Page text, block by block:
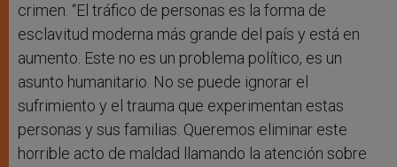
crimen. “El tráfico de personas es la forma de
esclavitud moderna más grande del país y está en
aumento. Este no es un problema político, es un
asunto humanitario. No se puede ignorar el
sufrimiento y el trauma que experimentan estas
personas y sus familias. Queremos eliminar este
horrible acto de maldad llamando la atención sobre